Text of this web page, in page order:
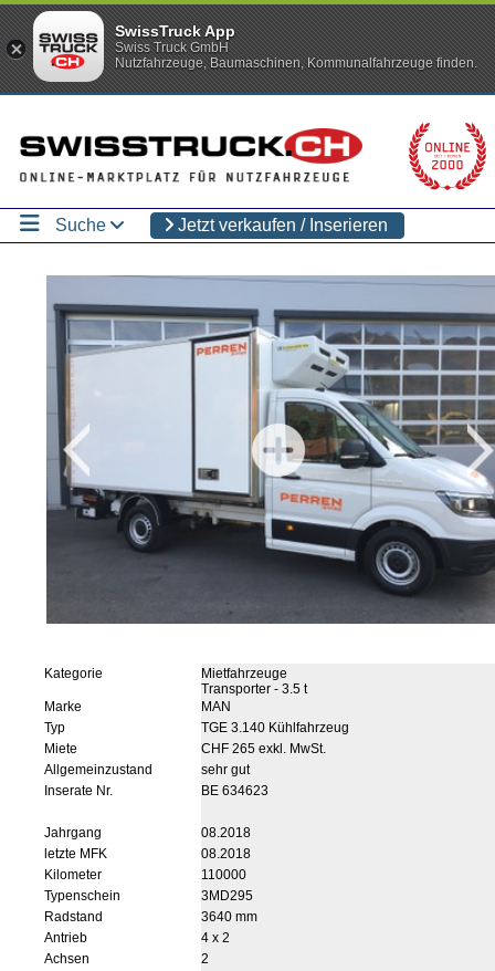
Suche Jetzt verkaufen / Inserieren
Kategorie
Mietfahrzeuge
Transporter - 3.5 t
Marke
MAN
Typ
TGE 3.140 Kühlfahrzeug
Miete
CHF 265 exkl. MwSt.
Allgemeinzustand
sehr gut
Inserate Nr.
BE 634623
Jahrgang
08.2018
letzte MFK
08.2018
Kilometer
110000
Typenschein
3MD295
Radstand
3640 mm
Antrieb
4 x 2
Achsen
2
SwissTruck App
Swiss Truck GmbH
Nutzfahrzeuge, Baumaschinen, Kommunalfahrzeuge finden.